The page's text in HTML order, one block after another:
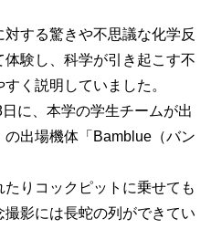
する驚きや不思議な化学反
験し、科学が引き起こす不
く説明していました。
に、本学の学生チームが出
出場機体「Bamblue（バン
りコックピットに乗せても
影には長蛇の列ができてい